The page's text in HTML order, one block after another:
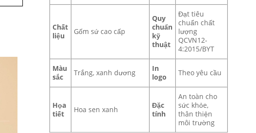
Chất
liệu
Gốm sứ cao cấp
Quy
chuẩn
kỹ
thuật
Đạt tiêu
chuẩn chất
lượng
QCVN12-
4:2015/BYT
Màu
sắc
Trắng, xanh dương
In
logo
Theo yêu cầu
Họa
tiết
Hoa sen xanh
Đặc
tính
An toàn cho
sức khỏe,
thân thiện
môi trường